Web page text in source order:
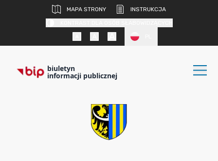
MAPA STRONY
INSTRUKCJA
biuletyn
informacji publicznej